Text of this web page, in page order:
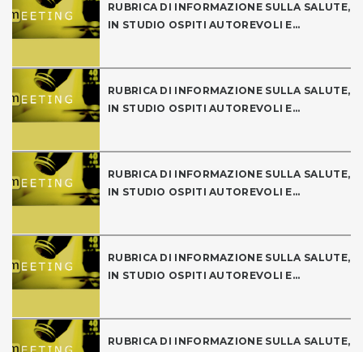
RUBRICA DI INFORMAZIONE SULLA SALUTE,
IN STUDIO OSPITI AUTOREVOLI E...
RUBRICA DI INFORMAZIONE SULLA SALUTE,
IN STUDIO OSPITI AUTOREVOLI E...
RUBRICA DI INFORMAZIONE SULLA SALUTE,
IN STUDIO OSPITI AUTOREVOLI E...
RUBRICA DI INFORMAZIONE SULLA SALUTE,
IN STUDIO OSPITI AUTOREVOLI E...
RUBRICA DI INFORMAZIONE SULLA SALUTE,